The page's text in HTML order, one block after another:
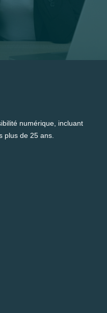
numérique, incluant
plus de 25 ans.